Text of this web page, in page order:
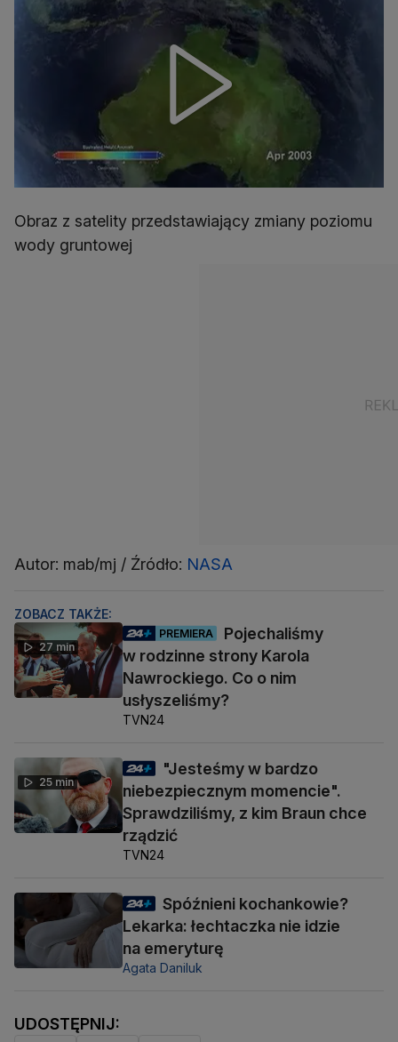
Obraz z satelity przedstawiający zmiany poziomu
wody gruntowej
Autor: mab/mj / Źródło: NASA
ZOBACZ TAKŻE:
27 min
PREMIERA
Pojechaliśmy
w rodzinne strony Karola
Nawrockiego. Co o nim
usłyszeliśmy?
TVN24
25 min
"Jesteśmy w bardzo
niebezpiecznym momencie".
Sprawdziliśmy, z kim Braun chce
rządzić
TVN24
Spóźnieni kochankowie?
Lekarka: łechtaczka nie idzie
na emeryturę
Agata Daniluk
UDOSTĘPNIJ: